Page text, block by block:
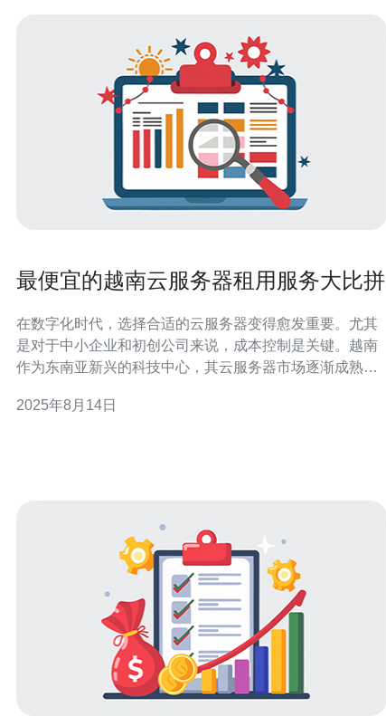
最便宜的越南云服务器租用服务大比拼
在数字化时代，选择合适的云服务器变得愈发重要。尤其
是对于中小企业和初创公司来说，成本控制是关键。越南
作为东南亚新兴的科技中心，其云服务器市场逐渐成熟，
宜的越南云服务器租用服务成为了许多企业的关注焦点。
2025年8月14日